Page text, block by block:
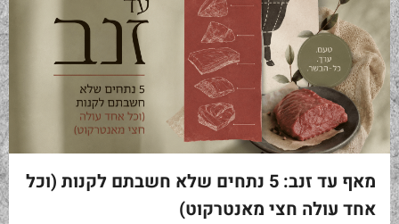
מאף עד זנב: 5 נתחים שלא חשבתם לקנות (וכל
אחד עולה חצי מאנטרקוט)